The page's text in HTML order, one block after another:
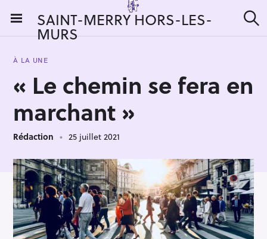
i
SAINT-MERRY HORS-LES-
MURS e
c
h
À LA UNE
« Le chemin se fera en
marchant »
Rédaction 25 juillet 2021